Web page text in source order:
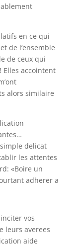
en ce qui
de l’ensemble
de ceux qui
Elles accointent
alors similaire
delicat
les attentes
«Boire un
adherer a
vos
leurs averees
aide